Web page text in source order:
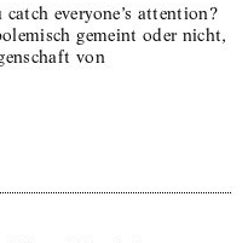
everyone’s attention?
gemeint oder nicht,
von